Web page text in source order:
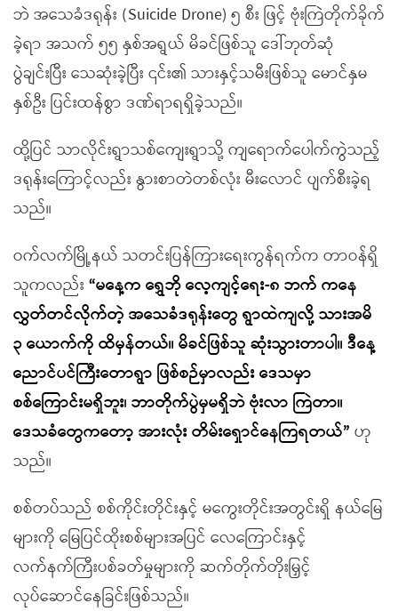
ဘဲ အသေခံဒရုန်း (Suicide Drone) ၅ စီး ဖြင့် ဗုံးကြဲတိုက်ခိုက်
ခဲ့ရာ အသက် ၅၅ နှစ်အရွယ် မိခင်ဖြစ်သူ ဒေါ်ဘုတ်ဆုံ
ပွဲချင်းပြီး သေဆုံးခဲ့ပြီး ၎င်း၏ သားနှင့်သမီးဖြစ်သူ မောင်နှမ
နှစ်ဦး ပြင်းထန်စွာ ဒဏ်ရာရရှိခဲ့သည်။
ထို့ပြင် သာလိုင်းရွာသစ်ကျေးရွာသို့ ကျရောက်ပေါက်ကွဲသည့်
ဒရုန်းကြောင့်လည်း နွားစာတဲတစ်လုံး မီးလောင် ပျက်စီးခဲ့ရ
သည်။
ဝက်လက်မြို့နယ် သတင်းပြန်ကြားရေးကွန်ရက်က တာဝန်ရှိ
သူကလည်း “မနေ့က ရွှေဘို လေ့ကျင့်ရေး-၈ ဘက် ကနေ
လွှတ်တင်လိုက်တဲ့ အသေခံဒရုန်းတွေ ရွာထဲကျလို့ သားအမိ
၃ ယောက်ကို ထိမှန်တယ်။ မိခင်ဖြစ်သူ ဆုံးသွားတာပါ။ ဒီနေ့
ညောင်ပင်ကြီးတောရွာ ဖြစ်စဉ်မှာလည်း ဒေသမှာ
စစ်ကြောင်းမရှိဘူး၊ ဘာတိုက်ပွဲမှမရှိဘဲ ဗုံးလာ ကြဲတာ။
ဒေသခံတွေကတော့ အားလုံး တိမ်းရှောင်နေကြရတယ်” ဟု
သည်။
စစ်တပ်သည် စစ်ကိုင်းတိုင်းနှင့် မကွေးတိုင်းအတွင်းရှိ နယ်မြေ
များကို မြေပြင်ထိုးစစ်များအပြင် လေကြောင်းနှင့်
လက်နက်ကြီးပစ်ခတ်မှုများကို ဆက်တိုက်တိုးမြှင့်
လုပ်ဆောင်နေခြင်းဖြစ်သည်။